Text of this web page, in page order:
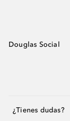
Douglas Social
¿Tienes dudas?